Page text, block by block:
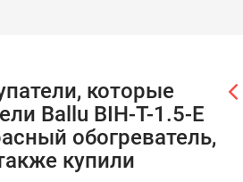
которые
Ballu BIH-T-1.5-E
обогреватель,
купили